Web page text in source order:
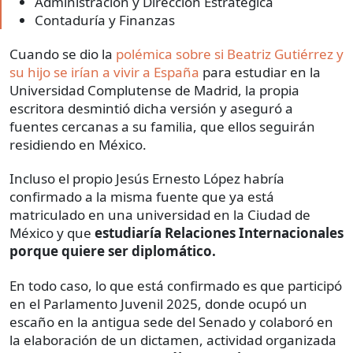
Contaduría y Finanzas
Cuando se dio la polémica sobre si Beatriz Gutiérrez y
su hijo se irían a vivir a España para estudiar en la
Universidad Complutense de Madrid, la propia
escritora desmintió dicha versión y aseguró a
fuentes cercanas a su familia, que ellos seguirán
residiendo en México.
Incluso el propio Jesús Ernesto López habría
confirmado a la misma fuente que ya está
matriculado en una universidad en la Ciudad de
México y que estudiaría Relaciones Internacionales
porque quiere ser diplomático.
En todo caso, lo que está confirmado es que participó
en el Parlamento Juvenil 2025, donde ocupó un
escaño en la antigua sede del Senado y colaboró en
la elaboración de un dictamen, actividad organizada